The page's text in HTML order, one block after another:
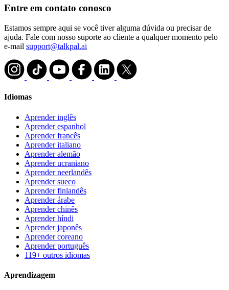
Entre em contato conosco
Estamos sempre aqui se você tiver alguma dúvida ou precisar de
ajuda. Fale com nosso suporte ao cliente a qualquer momento pelo
e-mail support@talkpal.ai
Idiomas
Aprender inglês
Aprender espanhol
Aprender francês
Aprender italiano
Aprender alemão
Aprender ucraniano
Aprender neerlandês
Aprender sueco
Aprender finlandês
Aprender árabe
Aprender chinês
Aprender híndi
Aprender japonês
Aprender coreano
Aprender português
119+ outros idiomas
Aprendizagem